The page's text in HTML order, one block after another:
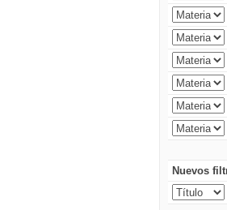
Nuevos